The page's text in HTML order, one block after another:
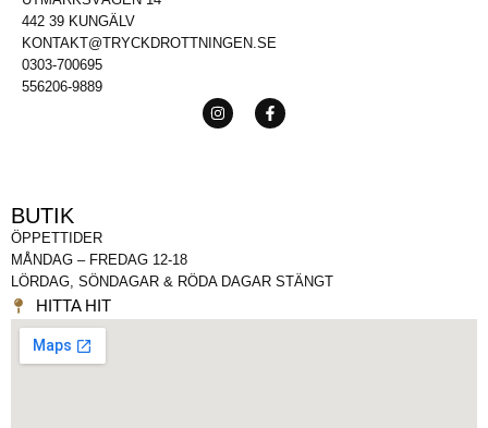
442 39 KUNGÄLV
KONTAKT@TRYCKDROTTNINGEN.SE
0303-700695
556206-9889
BUTIK
ÖPPETTIDER
MÅNDAG – FREDAG 12-18
LÖRDAG, SÖNDAGAR & RÖDA DAGAR STÄNGT
HITTA HIT